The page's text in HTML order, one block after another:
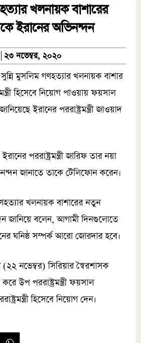
খলনায়ক বাশারের
ইরানের অভিনন্দন
২৩ নভেম্বর, ২০২০
মুসলিম গণহত্যার খলনায়ক বাশার
হিসেবে নিয়োগ পাওয়ায় ফয়সাল
ইরানের পররাষ্ট্রমন্ত্রী জাওয়াদ
পররাষ্ট্রমন্ত্রী জারিফ তার নয়া
জানাতে তাকে টেলিফোন করেন।
খলনায়ক বাশারের নতুন
জানিয়ে বলেন, আগামী দিনগুলোতে
ঘনিষ্ঠ সম্পর্ক আরো জোরদার হবে।
নভেম্বর) সিরিয়ার স্বৈরশাসক
উপ পররাষ্ট্রমন্ত্রী ফয়সাল
হিসেবে নিয়োগ দেন।